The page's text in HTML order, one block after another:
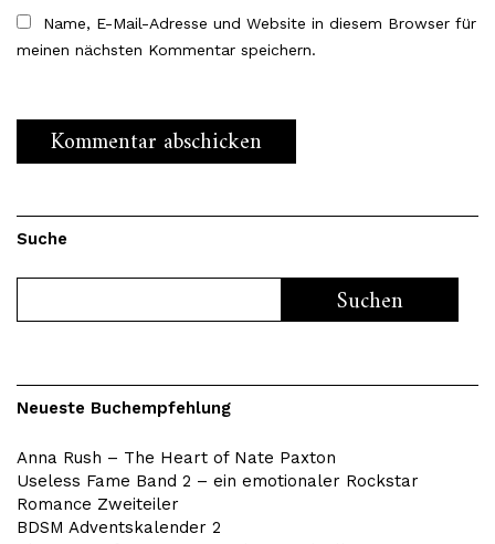
Name, E-Mail-Adresse und Website in diesem Browser für
meinen nächsten Kommentar speichern.
Suche
Neueste Buchempfehlung
Anna Rush – The Heart of Nate Paxton
Useless Fame Band 2 – ein emotionaler Rockstar
Romance Zweiteiler
BDSM Adventskalender 2